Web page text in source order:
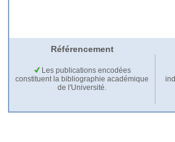
Référencement
Les publications encodées
constituent la bibliographie académique
de l'Université.